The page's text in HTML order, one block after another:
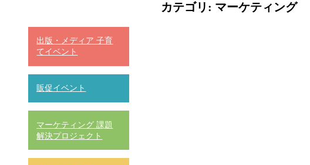
カテゴリ: マーケティング
出版・メディア 子育
てイベント
販促イベント
マーケティング 課題
解決プロジェクト